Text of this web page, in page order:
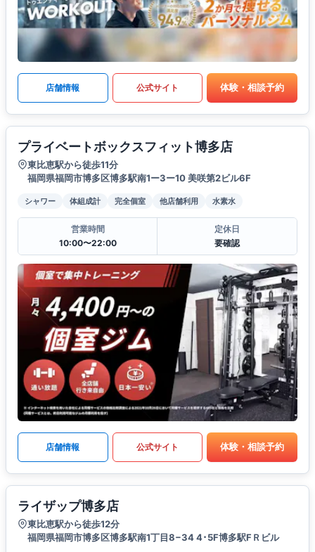
店舗情報 公式サイト 体験・相談予約
プライベートボックスフィット博多店
東比恵駅から徒歩11分
福岡県福岡市博多区博多駅南1ー3ー10 美咲第2ビル6F
シャワー 体組成計 完全個室 他店舗利用 水素水
営業時間
10:00〜22:00
定休日
要確認
店舗情報 公式サイト 体験・相談予約
ライザップ博多店
東比恵駅から徒歩12分
福岡県福岡市博多区博多駅南1丁目8−34 4･5F博多駅FＲビル